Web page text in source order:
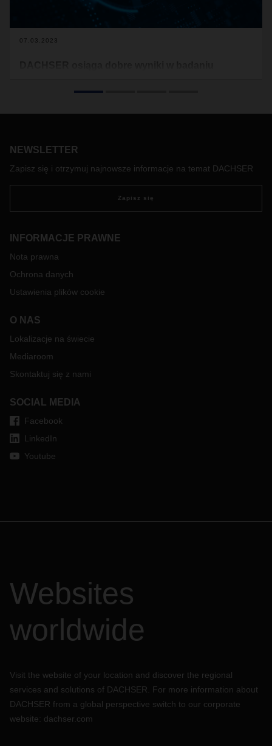
07.03.2023
badań rynkowych, od ponad dziesięciu lat prowadzi badanie
Emocjonalna lojalność wobec rodzinnej firmy jest
NEWSLETTER
Zapisz się i otrzymuj najnowsze informacje na temat DACHSER
Zapisz się
INFORMACJE PRAWNE
Nota prawna
Ochrona danych
Ustawienia plików cookie
O NAS
Lokalizacje na świecie
Mediaroom
Skontaktuj się z nami
SOCIAL MEDIA
Facebook
LinkedIn
Youtube
Websites
worldwide
Visit the website of your location and discover the regional
services and solutions of DACHSER. For more information about
DACHSER from a global perspective switch to our corporate
website: dachser.com